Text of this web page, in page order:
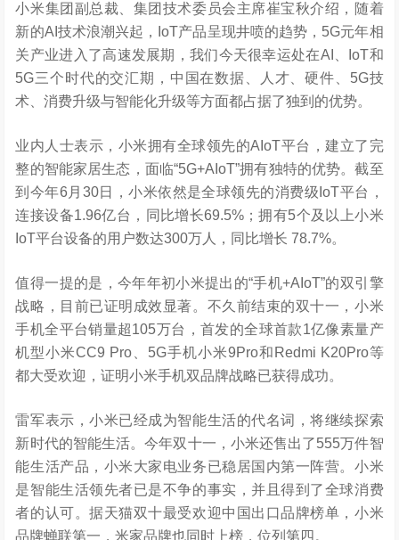
小米集团副总裁、集团技术委员会主席崔宝秋介绍，随着
新的AI技术浪潮兴起，IoT产品呈现井喷的趋势，5G元年相
关产业进入了高速发展期，我们今天很幸运处在AI、IoT和
5G三个时代的交汇期，中国在数据、人才、硬件、5G技
术、消费升级与智能化升级等方面都占据了独到的优势。
业内人士表示，小米拥有全球领先的AIoT平台，建立了完
整的智能家居生态，面临“5G+AIoT”拥有独特的优势。截至
到今年6月30日，小米依然是全球领先的消费级IoT平台，
连接设备1.96亿台，同比增长69.5%；拥有5个及以上小米
IoT平台设备的用户数达300万人，同比增长 78.7%。
值得一提的是，今年年初小米提出的“手机+AIoT”的双引擎
战略，目前已证明成效显著。不久前结束的双十一，小米
手机全平台销量超105万台，首发的全球首款1亿像素量产
机型小米CC9 Pro、5G手机小米9Pro和Redmi K20Pro等
都大受欢迎，证明小米手机双品牌战略已获得成功。
雷军表示，小米已经成为智能生活的代名词，将继续探索
新时代的智能生活。今年双十一，小米还售出了555万件智
能生活产品，小米大家电业务已稳居国内第一阵营。小米
是智能生活领先者已是不争的事实，并且得到了全球消费
者的认可。据天猫双十最受欢迎中国出口品牌榜单，小米
品牌蝉联第一，米家品牌也同时上榜，位列第四。